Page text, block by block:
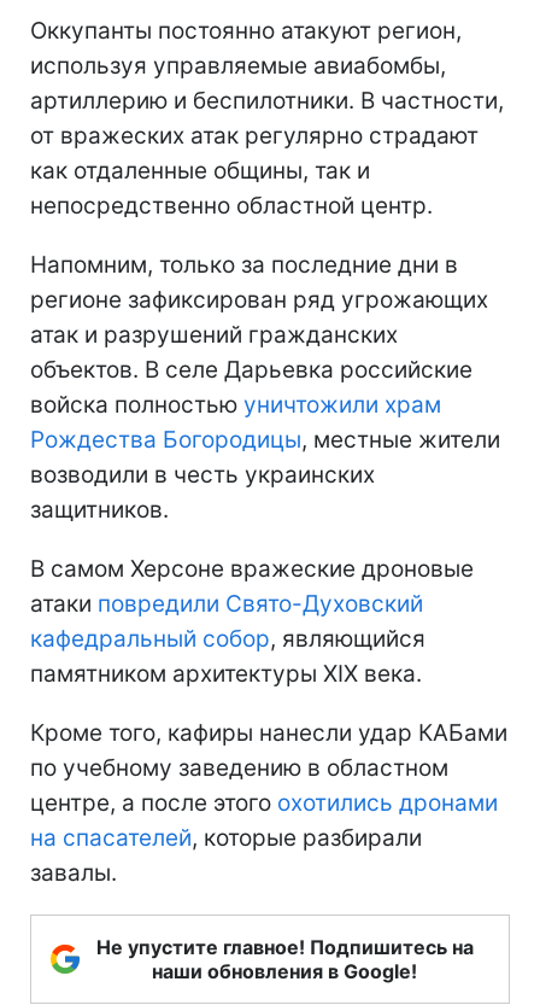
Оккупанты постоянно атакуют регион,
используя управляемые авиабомбы,
артиллерию и беспилотники. В частности,
от вражеских атак регулярно страдают
как отдаленные общины, так и
непосредственно областной центр.
Напомним, только за последние дни в
регионе зафиксирован ряд угрожающих
атак и разрушений гражданских
объектов. В селе Дарьевка российские
войска полностью уничтожили храм
Рождества Богородицы, местные жители
возводили в честь украинских
защитников.
В самом Херсоне вражеские дроновые
атаки повредили Свято-Духовский
кафедральный собор, являющийся
памятником архитектуры XIX века.
Кроме того, кафиры нанесли удар КАБами
по учебному заведению в областном
центре, а после этого охотились дронами
на спасателей, которые разбирали
завалы.
Не упустите главное! Подпишитесь на
наши обновления в Google!